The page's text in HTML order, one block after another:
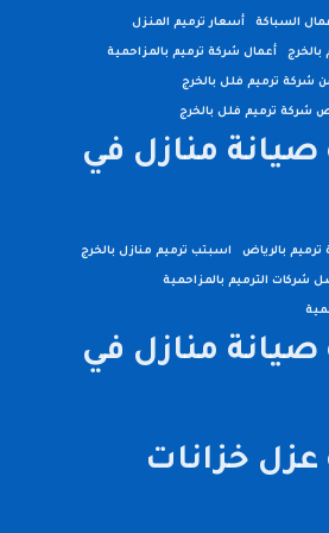
السباكة أسعار ترميم المنزل
بالخرج أعمال شركة ترميم بالمزاحمية
شركة ترميم فلل بالخرج
شركة ترميم فلل بالخرج
منازل في
ترميم بالرياض اسبتب ترميم منازل بالخرج
شركات الترميم بالمزاحمية
منازل في
خزانات